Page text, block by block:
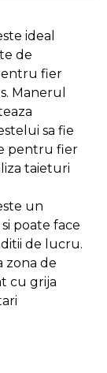
ideal
de
fier
Manerul
sa fie
pentru fier
taieturi
un
poate face
de lucru.
zona de
cu grija